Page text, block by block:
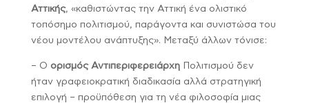
Αττικής, «καθιστώντας την Αττική ένα ολιστικό
τοπόσημο πολιτισμού, παράγοντα και συνιστώσα του
νέου μοντέλου ανάπτυξης». Μεταξύ άλλων τόνισε:
– Ο ορισμός ΑντιπεριφερειάρχηΠολιτισμού δεν
ήταν γραφειοκρατική διαδικασία αλλά στρατηγική
επιλογή – προϋπόθεση για τη νέα φιλοσοφία μιας